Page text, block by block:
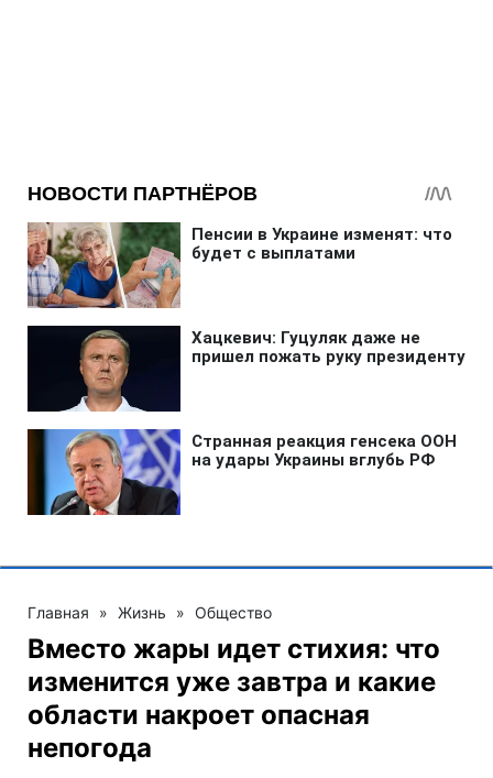
Главная » Жизнь » Общество
Вместо жары идет стихия: что
изменится уже завтра и какие
области накроет опасная
непогода